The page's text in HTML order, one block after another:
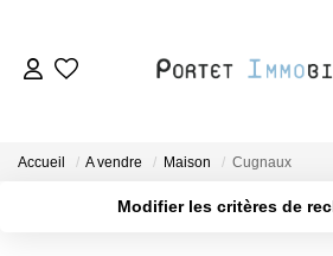
Accueil A vendre Maison Cugnaux
Modifier les critères de